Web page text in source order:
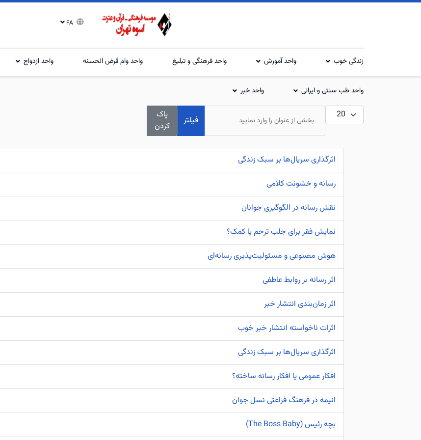
زندگی خوب واحد آموزش واحد فرهنگی و تبلیغ واحد وام قرض الحسنه واحد ازدواج
واحد طب سنتی و ایرانی واحد خبر
فیلتر
پاک
کردن
نمایش #
اثرگذاری سریال‌ها بر سبک زندگی
رسانه و خشونت کلامی
نقش رسانه در الگوگیری جوانان
نمایش فقر برای جلب ترحم یا کمک؟
هوش مصنوعی و مسئولیت‌پذیری رسانه‌ای
اثر رسانه بر روابط عاطفی
اثر زمان‌بندی انتشار خبر
اثرات ناخواسته انتشار خبر خوب
اثرگذاری سریال‌ها بر سبک زندگی
افکار عمومی یا افکار رسانه ساخته؟
انیمه در فرهنگ فراغتی نسل جوان
بچه رئیس (The Boss Baby)